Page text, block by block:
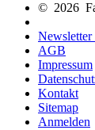
© 2026
Newsletter
AGB
Impressum
Kontakt
Sitemap
Anmelden